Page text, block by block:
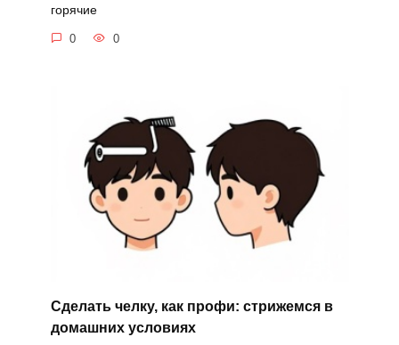
горячие
0 0
Сделать челку, как профи: стрижемся в
домашних условиях